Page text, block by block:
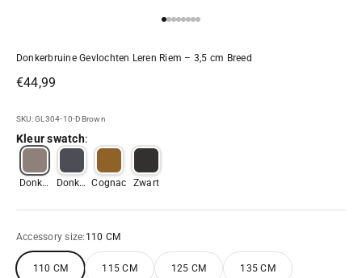
Donkerbruine Gevlochten Leren Riem – 3,5 cm Breed
Aanbiedingsprijs
€44,99
SKU: GL304-10-DBrown
Kleur swatch:
Donker
Donker Cognac Zwart
Accessory size: 110 CM
110 CM 115 CM 125 CM 135 CM